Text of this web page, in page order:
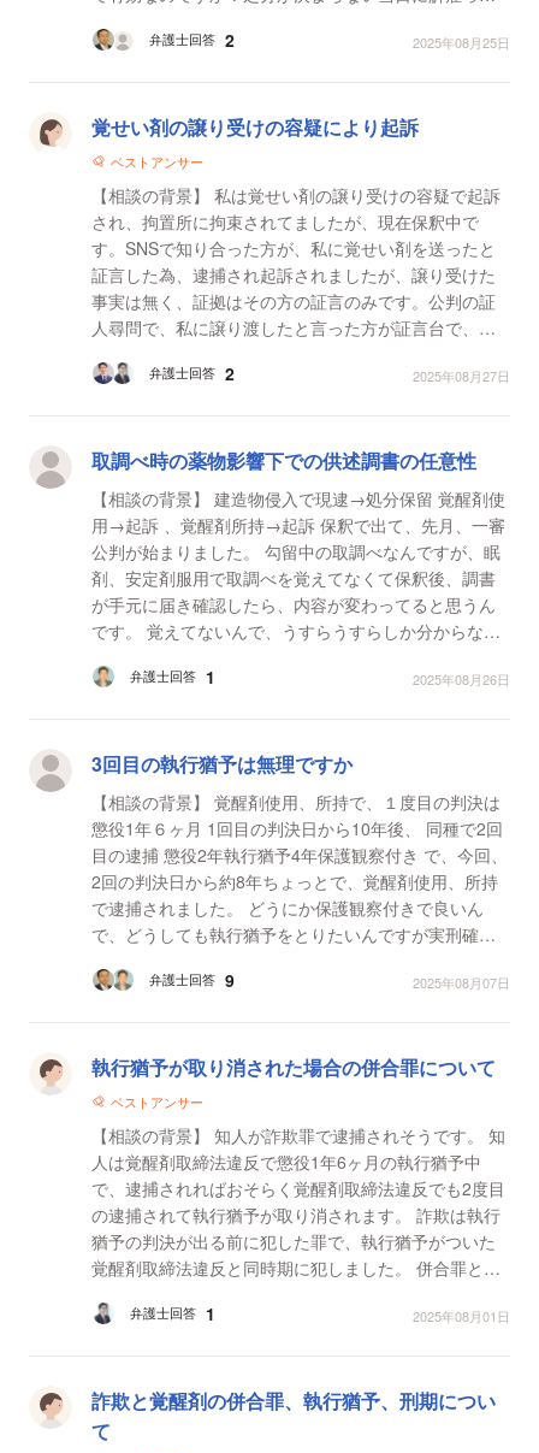
り...
弁護士回答 2 2025年08月25日
覚せい剤の譲り受けの容疑により起訴
ベストアンサー
【相談の背景】 私は覚せい剤の譲り受けの容疑で起訴
され、拘置所に拘束されてましたが、現在保釈中で
す。SNSで知り合った方が、私に覚せい剤を送ったと
証言した為、逮捕され起訴されましたが、譲り受けた
事実は無く、証拠はその方の証言のみです。公判の証
人尋問で、私に譲り渡したと言った方が証言台で、自
の記憶が曖昧...
弁護士回答 2 2025年08月27日
取調べ時の薬物影響下での供述調書の任意性
【相談の背景】 建造物侵入で現逮→処分保留 覚醒剤使
用→起訴 、覚醒剤所持→起訴 保釈で出て、先月、一審
公判が始まりました。 勾留中の取調べなんですが、眠
剤、安定剤服用で取調べを覚えてなくて保釈後、調書
が手元に届き確認したら、内容が変わってると思うん
です。 覚えてないんで、うすらうすらしか分からなく
す． ...弁護士回答 1 2025年08月26日
3回目の執行猶予は無理ですか
【相談の背景】 覚醒剤使用、所持で、１度目の判決は
懲役1年６ヶ月 1回目の判決日から10年後、 同種で2回
目の逮捕 懲役2年執行猶予4年保護観察付き で、今回、
2回の判決日から約8年ちょっとで、覚醒剤使用、所持
で逮捕されました。 どうにか保護観察付きで良いん
で、どうしても執行猶予をとりたいんですが実刑確定
弁護士回答 9 2025年08月07日
執行猶予が取り消された場合の併合罪について
ベストアンサー
【相談の背景】 知人が詐欺罪で逮捕されそうです。 知
人は覚醒剤取締法違反で懲役1年6ヶ月の執行猶予中
で、逮捕されればおそらく覚醒剤取締法違反でも2度目
の逮捕されて執行猶予が取り消されます。 詐欺は執行
猶予の判決が出る前に犯した罪で、執行猶予がついた
覚醒剤取締法違反と同時期に犯しました。 併合罪と刑
弁護士回答 1 2025年08月01日
詐欺と覚醒剤の併合罪、執行猶予、刑期につい
て